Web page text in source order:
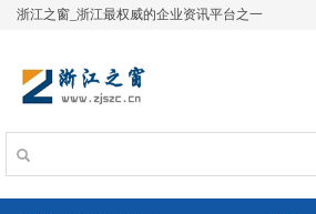
浙江之窗_浙江最权威的企业资讯平台之一